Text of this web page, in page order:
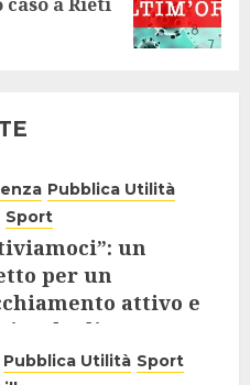
Pubblica Utilità
Sport
un
per un
attivo e
degli Over 65
2025
Pubblica Utilità Sport